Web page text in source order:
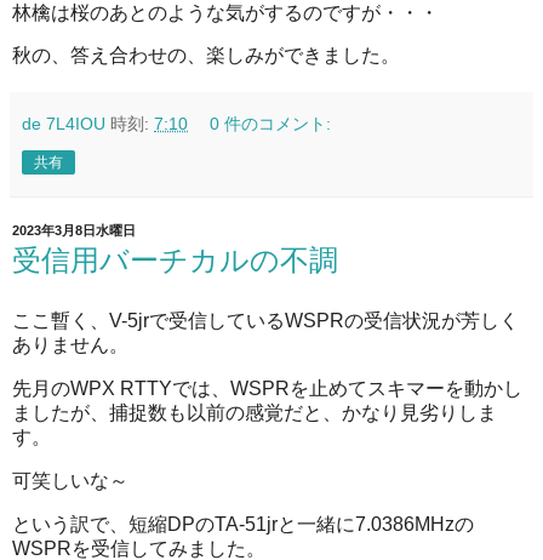
林檎は桜のあとのような気がするのですが・・・
秋の、答え合わせの、楽しみができました。
de 7L4IOU 時刻: 7:10 0 件のコメント:
共有
2023年3月8日水曜日
受信用バーチカルの不調
ここ暫く、V-5jrで受信しているWSPRの受信状況が芳しく
ありません。
先月のWPX RTTYでは、WSPRを止めてスキマーを動かし
ましたが、捕捉数も以前の感覚だと、かなり見劣りしま
す。
可笑しいな～
という訳で、短縮DPのTA-51jrと一緒に7.0386MHzの
WSPRを受信してみました。